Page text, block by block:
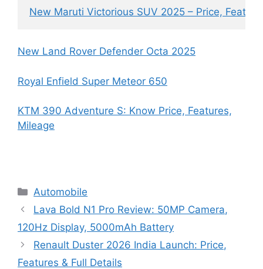
New Maruti Victorious SUV 2025 – Price,
New Land Rover Defender Octa 2025
Royal Enfield Super Meteor 650
KTM 390 Adventure S: Know Price, Features,
Mileage
Categories
Automobile
Lava Bold N1 Pro Review: 50MP Camera,
120Hz Display, 5000mAh Battery
Renault Duster 2026 India Launch: Price,
Features & Full Details